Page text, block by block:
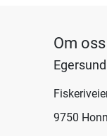
Om oss
9750